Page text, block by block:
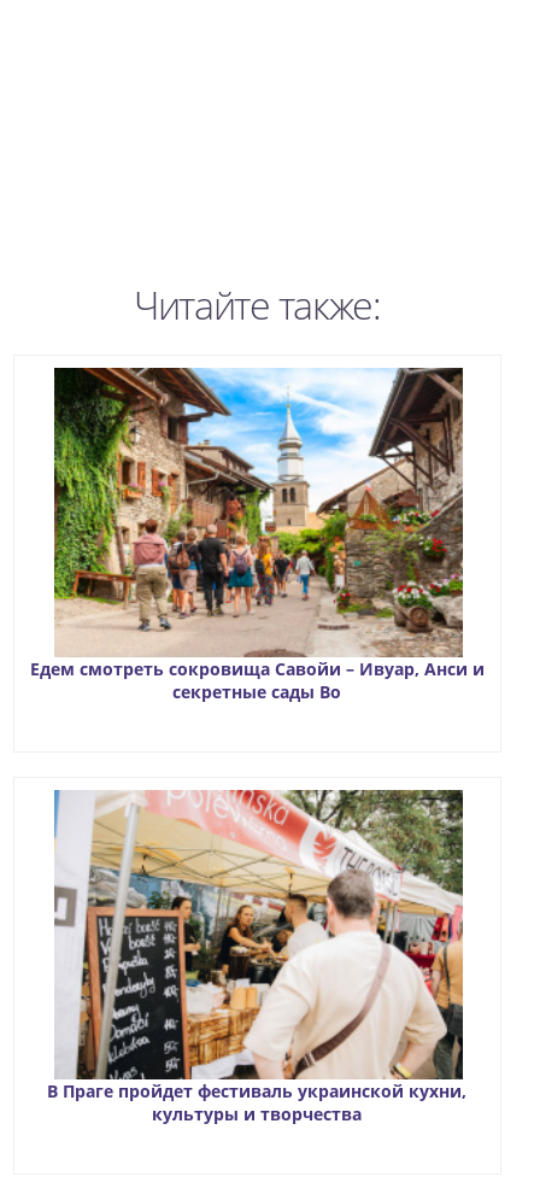
Читайте также:
Едем смотреть сокровища Савойи – Ивуар, Анси и
секретные сады Во
В Праге пройдет фестиваль украинской кухни,
культуры и творчества